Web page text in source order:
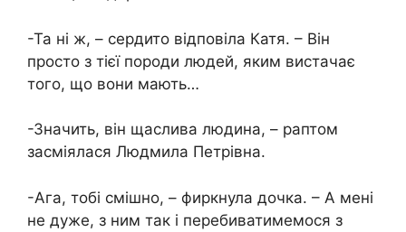
-Та ні ж, – сердито відповіла Катя. – Він
просто з тієї породи людей, яким вистачає
того, що вони мають…
-Значить, він щаслива людина, – раптом
засміялася Людмила Петрівна.
-Ага, тобі смішно, – фиркнула дочка. – А мені
не дуже, з ним так і перебиватимемося з